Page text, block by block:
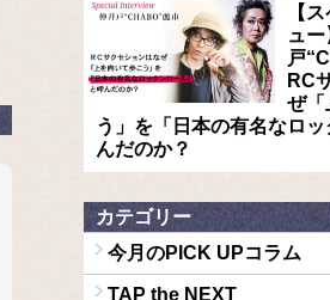
【
ュ
戸
RC
ぜ「
う」を「日本の有名なロ
んだのか？
カテゴリー
今月のPICK UPコラム
TAP the NEXT